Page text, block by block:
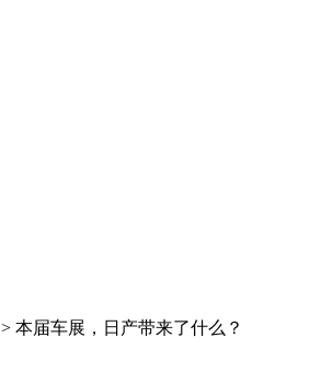
> 本届车展，日产带来了什么？